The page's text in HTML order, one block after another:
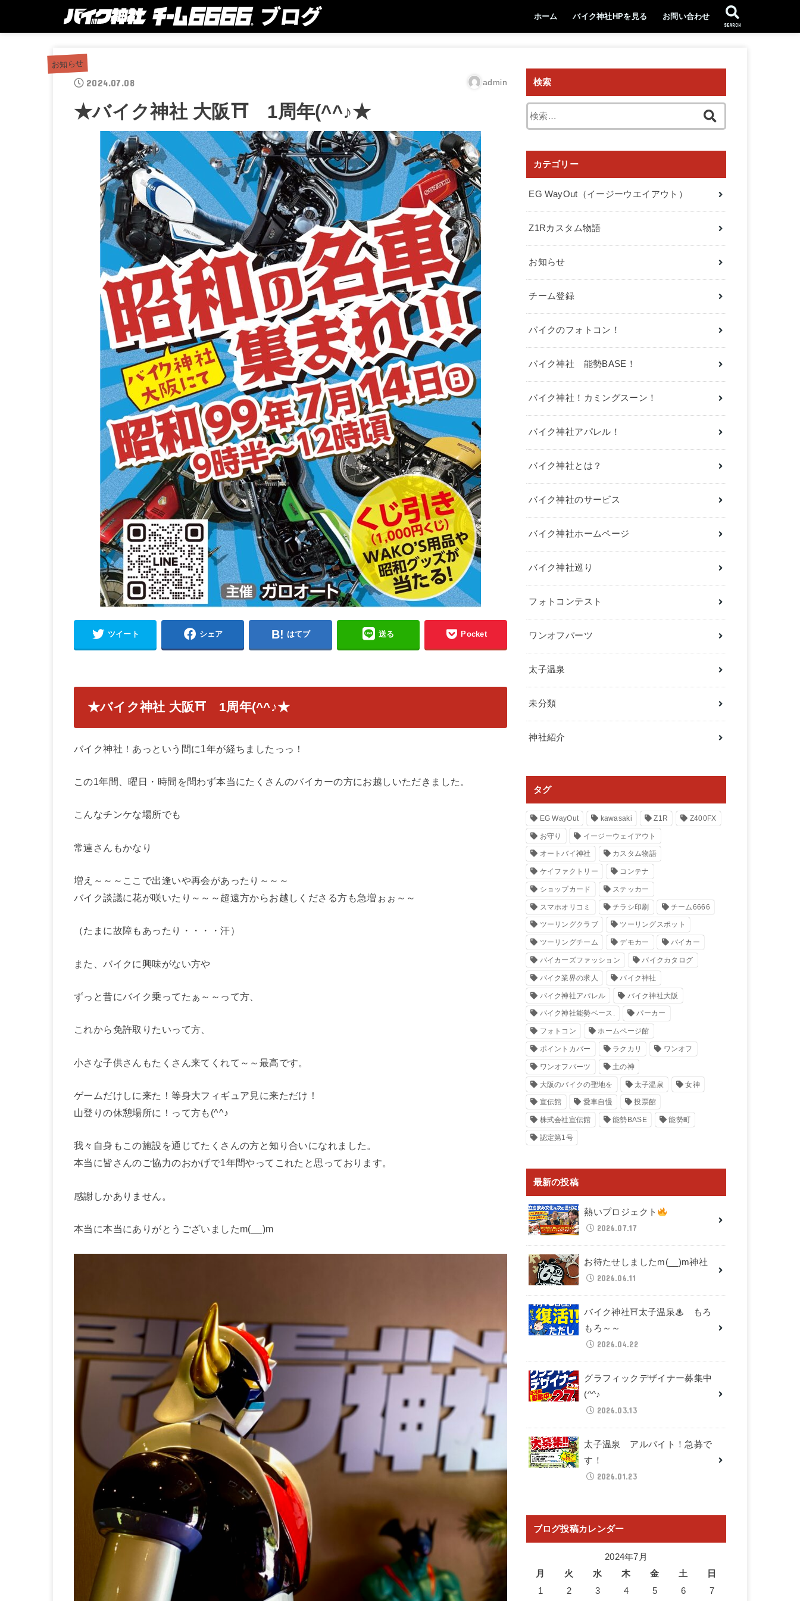
ホーム バイク神社HPを見る お問い合わせ
SEARCH
お知らせ
2024.07.08 admin
★バイク神社 大阪⛩ 1周年(^^♪★
ツイート シェア はてブ 送る Pocket
★バイク神社 大阪⛩ 1周年(^^♪★
バイク神社！あっという間に1年が経ちましたっっ！
この1年間、曜日・時間を問わず本当にたくさんのバイカーの方にお越しいただきました。
こんなチンケな場所でも
常連さんもかなり
増え～～～ここで出逢いや再会があったり～～～
バイク談議に花が咲いたり～～～超遠方からお越しくださる方も急増ぉぉ～～
（たまに故障もあったり・・・・汗）
また、バイクに興味がない方や
ずっと昔にバイク乗ってたぁ～～って方、
これから免許取りたいって方、
小さな子供さんもたくさん来てくれて～～最高です。
ゲームだけしに来た！等身大フィギュア見に来ただけ！
山登りの休憩場所に！って方も(^^♪
我々自身もこの施設を通じてたくさんの方と知り合いになれました。
本当に皆さんのご協力のおかげで1年間やってこれたと思っております。
感謝しかありません。
本当に本当にありがとうございましたm(__)m
検索
カテゴリー
EG WayOut（イージーウエイアウト）
Z1Rカスタム物語
お知らせ
チーム登録
バイクのフォトコン！
バイク神社 能勢BASE！
バイク神社！カミングスーン！
バイク神社アパレル！
バイク神社とは？
バイク神社のサービス
バイク神社ホームページ
バイク神社巡り
フォトコンテスト
ワンオフパーツ
太子温泉
未分類
神社紹介
タグ
EG WayOut kawasaki Z1R Z400FX
お守り イージーウェイアウト
オートバイ神社 カスタム物語
ケイファクトリー コンテナ
ショップカード ステッカー
スマホオリコミ チラシ印刷 チーム6666
ツーリングクラブ ツーリングスポット
ツーリングチーム デモカー バイカー
バイカーズファッション バイクカタログ
バイク業界の求人 バイク神社
バイク神社アパレル バイク神社大阪
バイク神社能勢ベース. パーカー
フォトコン ホームページ館
ポイントカバー ラクカリ ワンオフ
ワンオフパーツ 土の神
大阪のバイクの聖地を 太子温泉 女神
宣伝館 愛車自慢 投票館
株式会社宣伝館 能勢BASE 能勢町
認定第1号
最新の投稿
熱いプロジェクト
2026.07.17
お待たせしましたm(__)m神社
2026.06.11
バイク神社⛩太子温泉♨ もろ
もろ～～
2026.04.22
グラフィックデザイナー募集中
(^^♪
2026.03.13
太子温泉 アルバイト！急募で
す！
2026.01.23
ブログ投稿カレンダー
2024年7月
月
火 水 木 金 土
日
1
2 3 4 5 6 7